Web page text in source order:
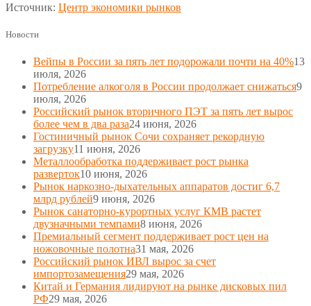
Источник: Центр экономики рынков
Новости
Вейпы в России за пять лет подорожали почти на 40%13
июля, 2026
Потребление алкоголя в России продолжает снижаться9
июля, 2026
Российский рынок вторичного ПЭТ за пять лет вырос
более чем в два раза24 июня, 2026
Гостиничный рынок Сочи сохраняет рекордную
загрузку11 июня, 2026
Металлообработка поддерживает рост рынка
разверток10 июня, 2026
Рынок наркозно-дыхательных аппаратов достиг 6,7
млрд рублей9 июня, 2026
Рынок санаторно-курортных услуг КМВ растет
двузначными темпами8 июня, 2026
Премиальный сегмент поддерживает рост цен на
ножовочные полотна31 мая, 2026
Российский рынок ИВЛ вырос за счет
импортозамещения29 мая, 2026
Китай и Германия лидируют на рынке дисковых пил
РФ29 мая, 2026